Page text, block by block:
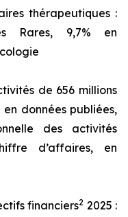
thérapeutiques :
Rares, 9,7% en
de 656 millions
en données publiées,
des activités
d’affaires, en
financiers2 2025 :